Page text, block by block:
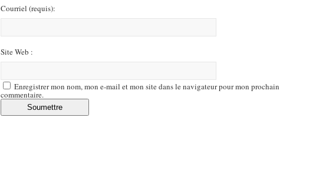
Courriel (requis):
Site Web :
Enregistrer mon nom, mon e-mail et mon site dans le navigateur pour mon prochain
commentaire.